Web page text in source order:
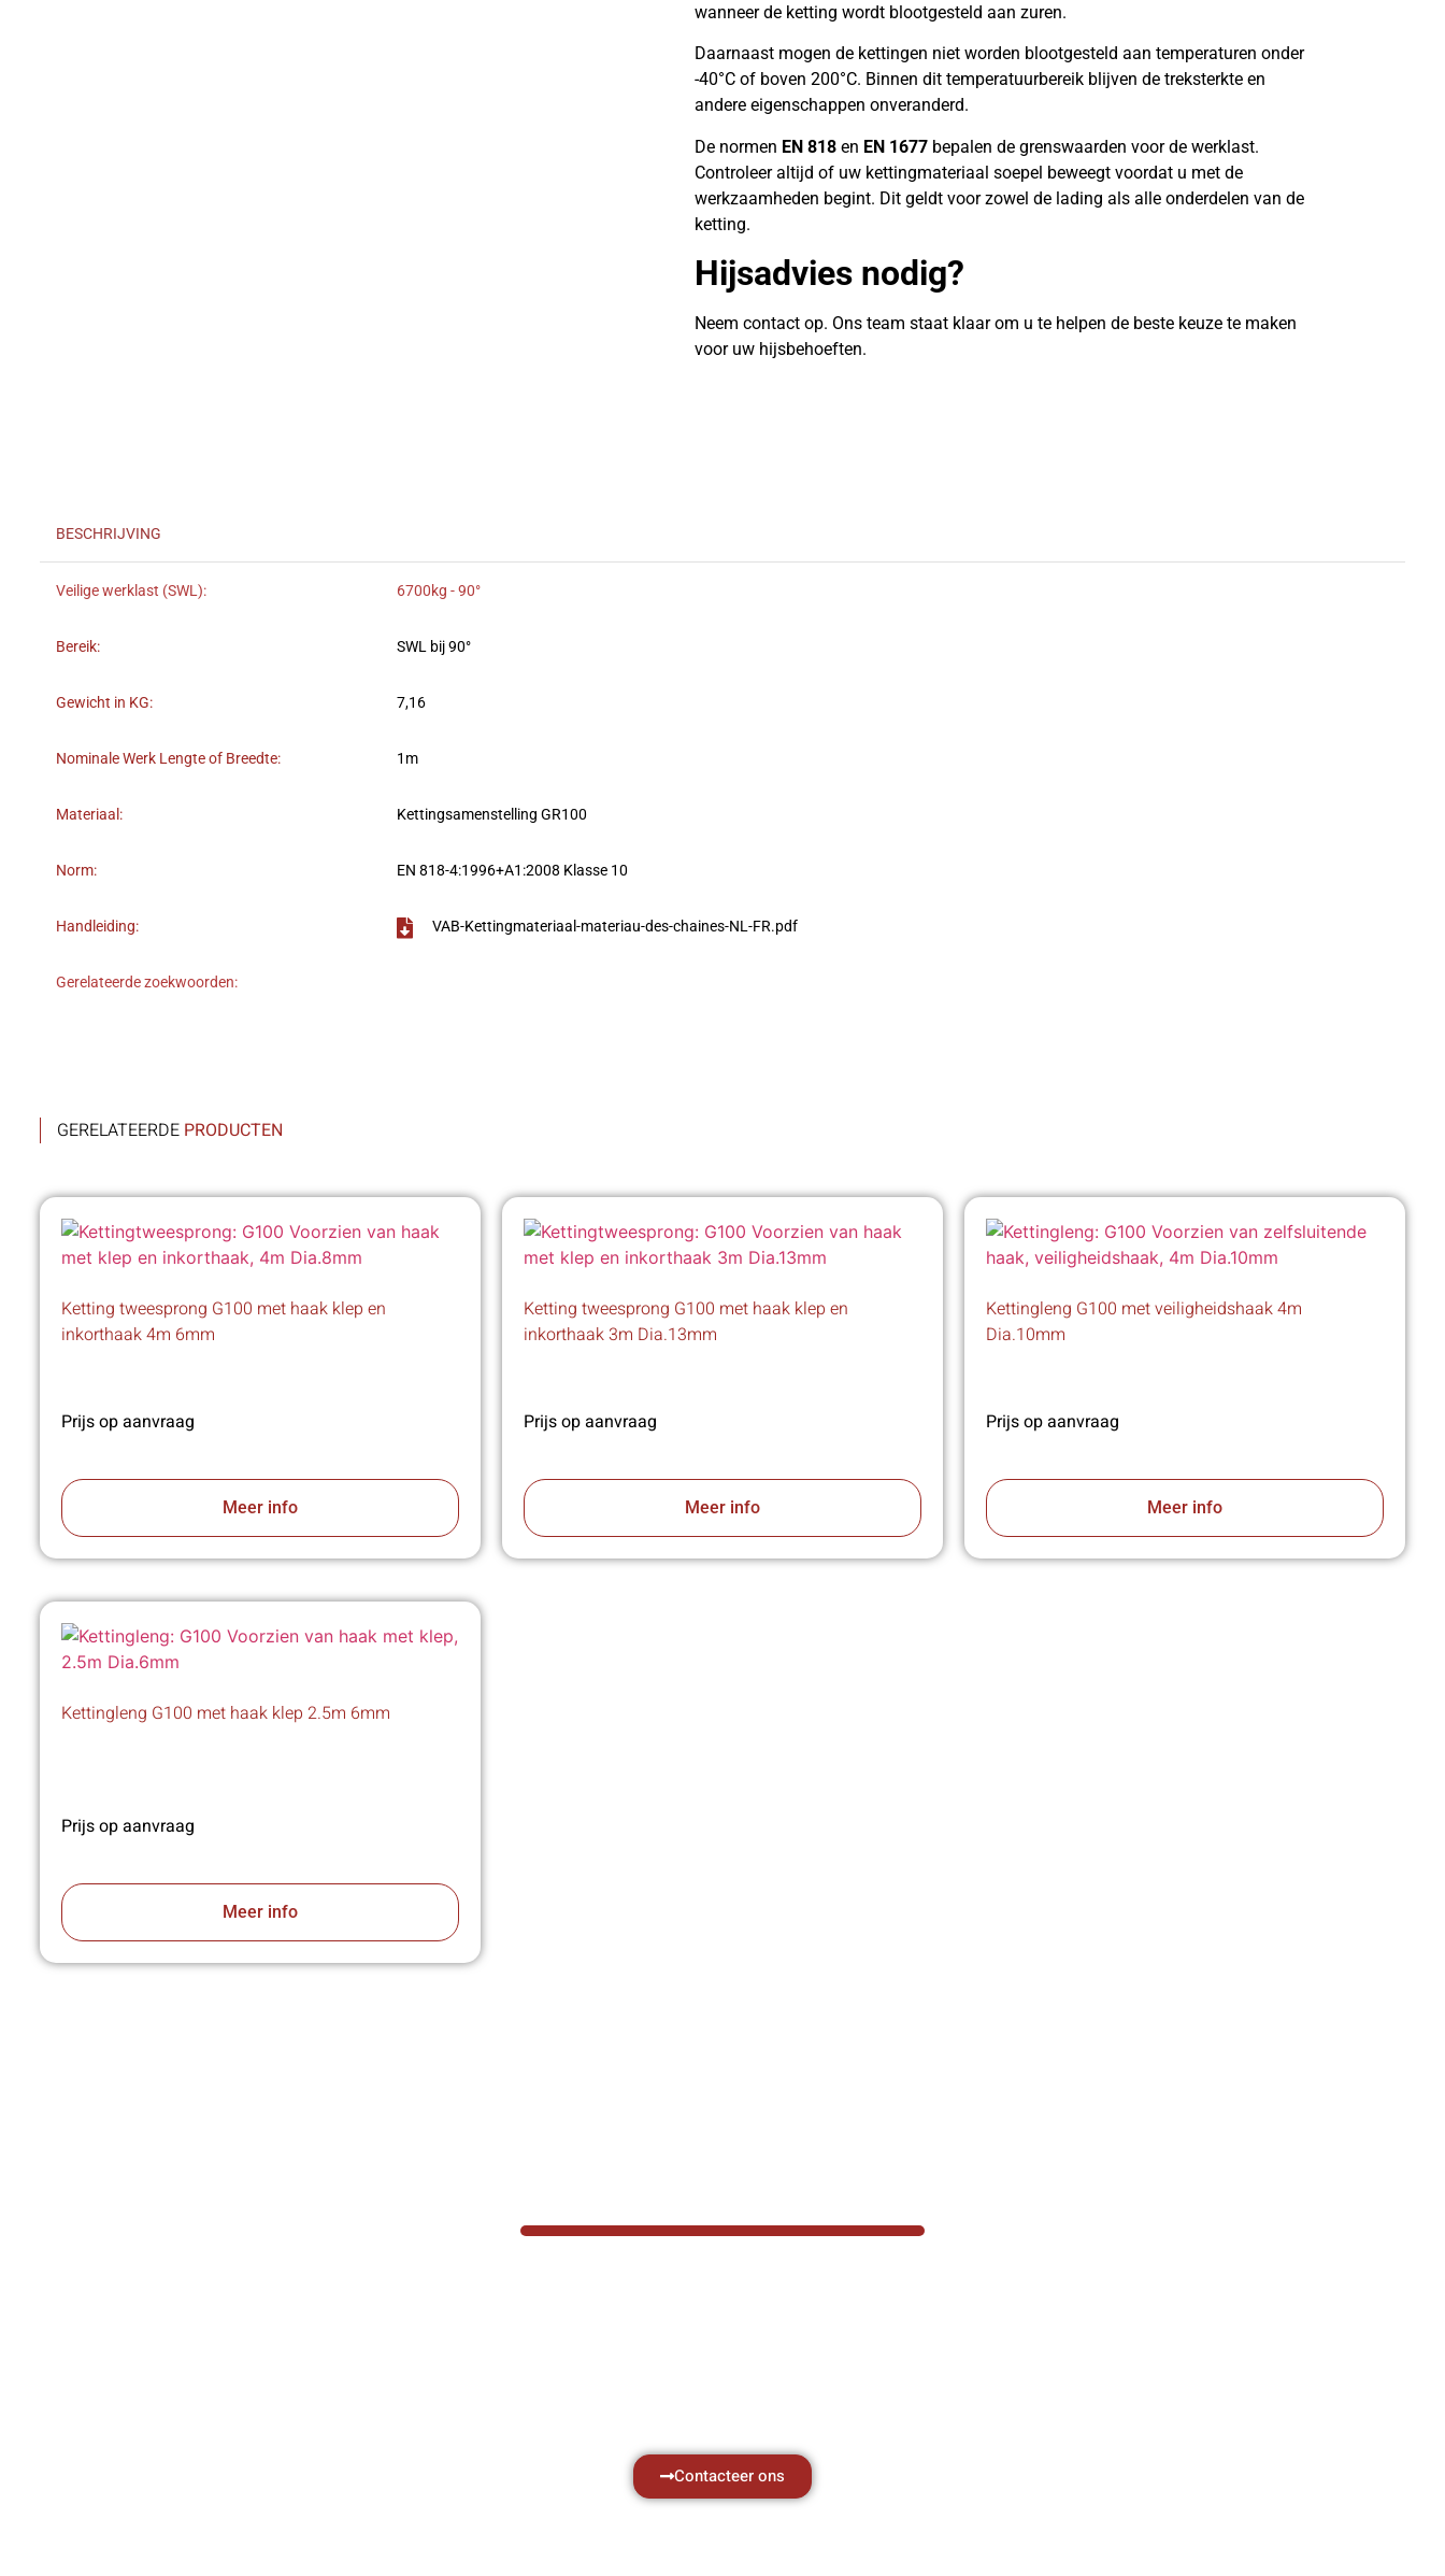
wanneer de ketting wordt blootgesteld aan zuren.
Daarnaast mogen de kettingen niet worden blootgesteld aan temperaturen onder
-40°C of boven 200°C. Binnen dit temperatuurbereik blijven de treksterkte en
andere eigenschappen onveranderd.
De normen EN 818 en EN 1677 bepalen de grenswaarden voor de werklast.
Controleer altijd of uw kettingmateriaal soepel beweegt voordat u met de
werkzaamheden begint. Dit geldt voor zowel de lading als alle onderdelen van de
ketting.
Hijsadvies nodig?
Neem contact op. Ons team staat klaar om u te helpen de beste keuze te maken
voor uw hijsbehoeften.
BESCHRIJVING
Veilige werklast (SWL): 6700kg - 90°
Bereik: SWL bij 90°
Gewicht in KG: 7,16
Nominale Werk Lengte of Breedte: 1m
Materiaal: Kettingsamenstelling GR100
Norm: EN 818-4:1996+A1:2008 Klasse 10
Handleiding: VAB-Kettingmateriaal-materiau-des-chaines-NL-FR.pdf
Gerelateerde zoekwoorden:
GERELATEERDE PRODUCTEN
Ketting tweesprong G100 met haak klep en
inkorthaak 4m 6mm
Prijs op aanvraag
Meer info
Ketting tweesprong G100 met haak klep en
inkorthaak 3m Dia.13mm
Prijs op aanvraag
Meer info
Kettingleng G100 met veiligheidshaak 4m
Dia.10mm
Prijs op aanvraag
Meer info
Kettingleng G100 met haak klep 2.5m 6mm
Prijs op aanvraag
Meer info
Contacteer ons